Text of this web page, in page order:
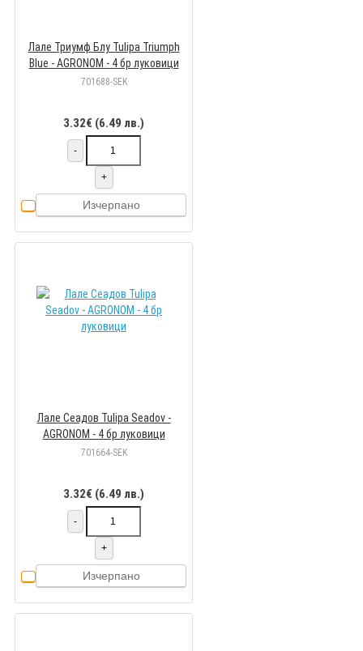
Лале Триумф Блу Tulipa Triumph
Blue - AGRONOM - 4 бр луковици
701688-SEK
3.32€ (6.49 лв.)
-
+
Изчерпано
Лале Сеадов Tulipa Seadov -
AGRONOM - 4 бр луковици
701664-SEK
3.32€ (6.49 лв.)
-
+
Изчерпано